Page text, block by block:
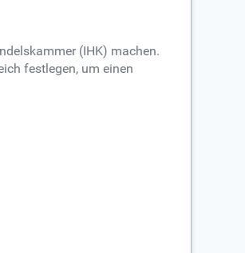
(IHK) machen.
festlegen, um einen